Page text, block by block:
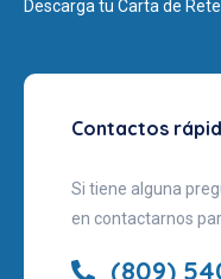
Descarga tu Carta de
Contactos
Si tiene alguna
en contactarnos
(809)